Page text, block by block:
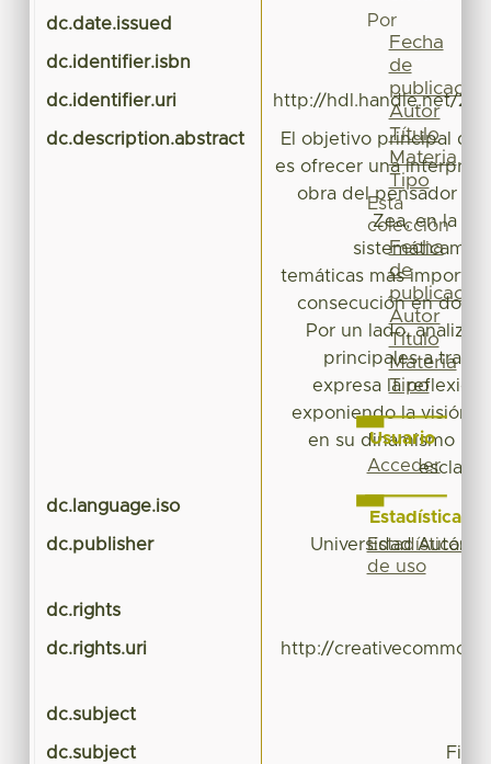
dc.date.issued
dc.identifier.isbn
dc.identifier.uri http://hdl.handle.net/
dc.description.abstract
El objetivo principal
es ofrecer una
obra del pensador
Zea, en la
temáticas más
consecución en dos
Por un lado,
principales a
expresa la reflexión
exponiendo la visión
en su dinamismo
dc.language.iso
dc.publisher Universidad
dc.rights
dc.rights.uri http://
dc.subject
dc.subject
Por
Fecha
de
publicación
Autor
Título
Materia
Tipo
Esta
colección
Fecha
de
publicación
Autor
Título
Materia
Tipo
Usuario
Acceder
Estadísticas
Estadísticas
de uso